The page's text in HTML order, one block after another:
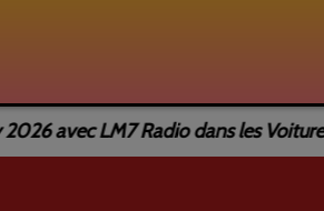
avec LM7 Radio dans les Voitures